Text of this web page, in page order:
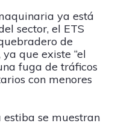
ya está
sector, el ETS
de
que existe “el
fuga de tráficos
con menores
estiba se muestran